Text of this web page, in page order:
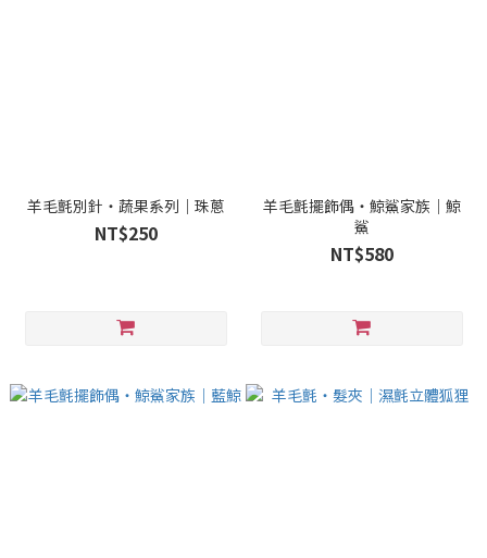
羊毛氈別針・蔬果系列｜珠蔥
NT$250
羊毛氈擺飾偶・鯨鯊家族｜鯨
鯊
NT$580